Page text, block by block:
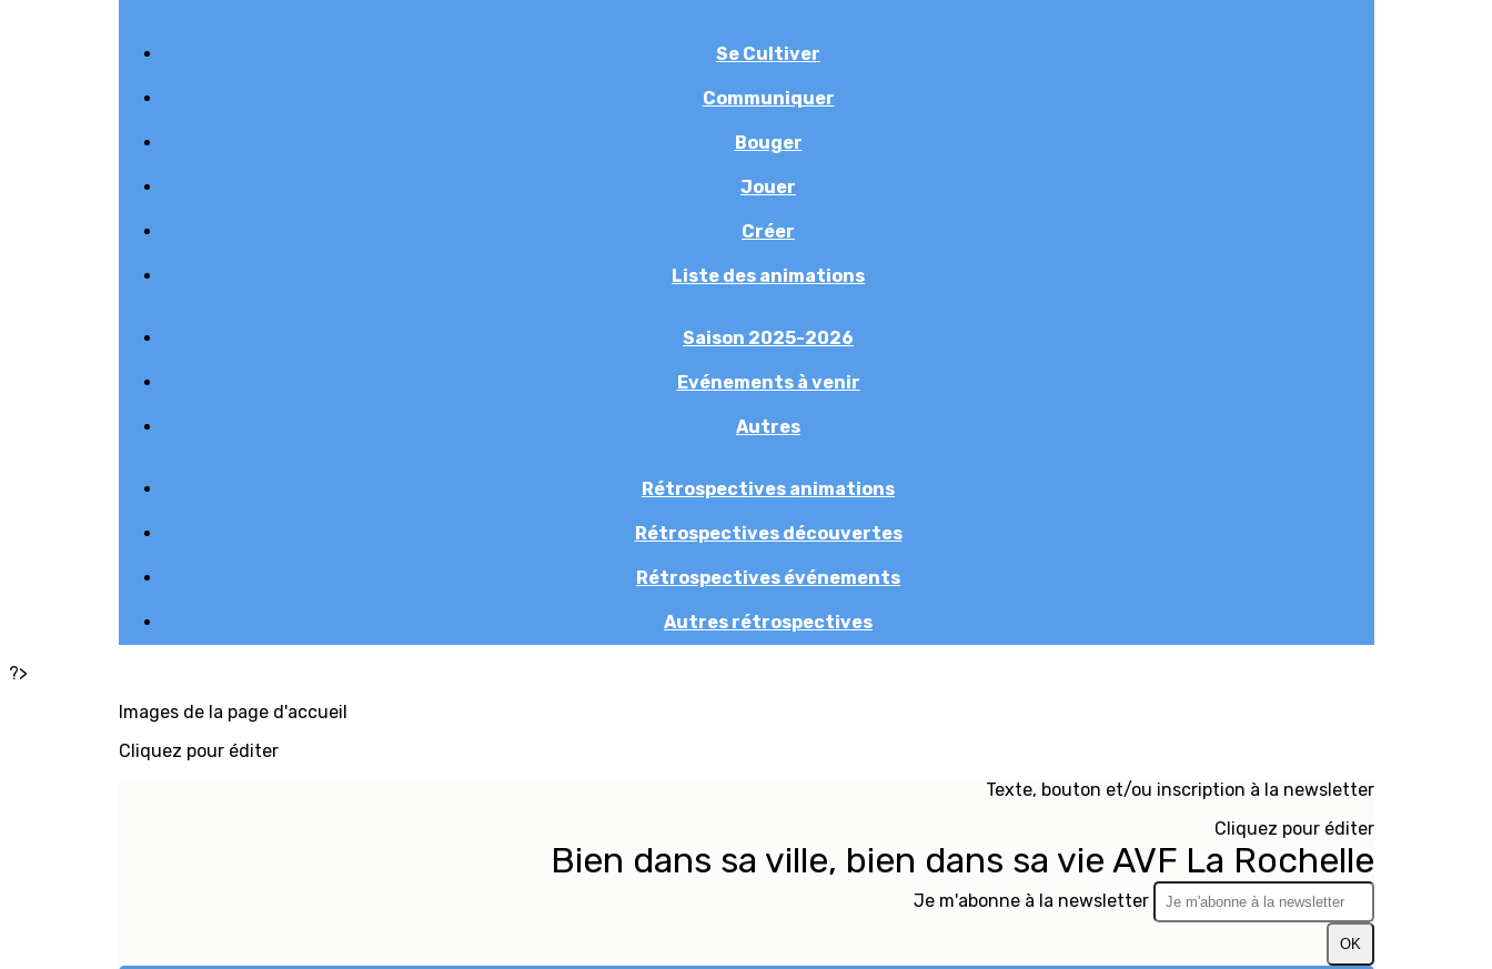
Se Cultiver
Communiquer
Bouger
Jouer
Créer
Liste des animations
Saison 2025-2026
Evénements à venir
Autres
Rétrospectives animations
Rétrospectives découvertes
Rétrospectives événements
Autres rétrospectives
?>
Images de la page d'accueil
Cliquez pour éditer
Texte, bouton et/ou inscription à la newsletter
Cliquez pour éditer
Bien dans sa ville, bien dans sa vie AVF La Rochelle
Je m'abonne à la newsletter
OK